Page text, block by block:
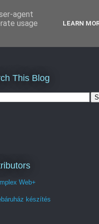
This Blog
Web+
készítés
agent
usage
LEARN